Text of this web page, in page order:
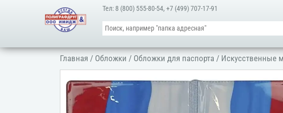
Тел: 8 (800) 555-80-54,+7 (499) 707-17-91
Главная / Обложки / Обложки для паспорта / Искусственные